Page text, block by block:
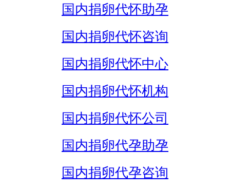
国内捐卵代怀助孕
国内捐卵代怀咨询
国内捐卵代怀中心
国内捐卵代怀机构
国内捐卵代怀公司
国内捐卵代孕助孕
国内捐卵代孕咨询